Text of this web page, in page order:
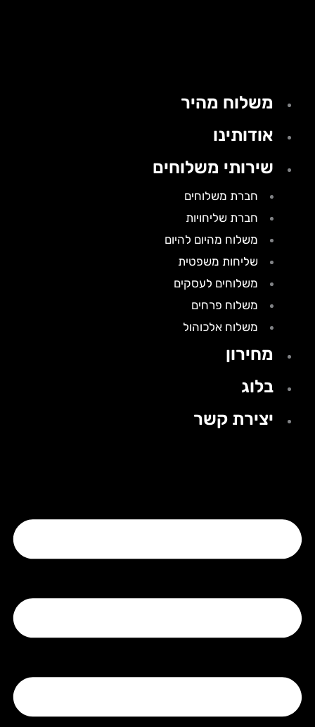
משלוח מהיר
אודותינו
שירותי משלוחים
חברת משלוחים
חברת שליחויות
משלוח מהיום להיום
שליחות משפטית
משלוחים לעסקים
משלוח פרחים
משלוח אלכוהול
מחירון
בלוג
יצירת קשר